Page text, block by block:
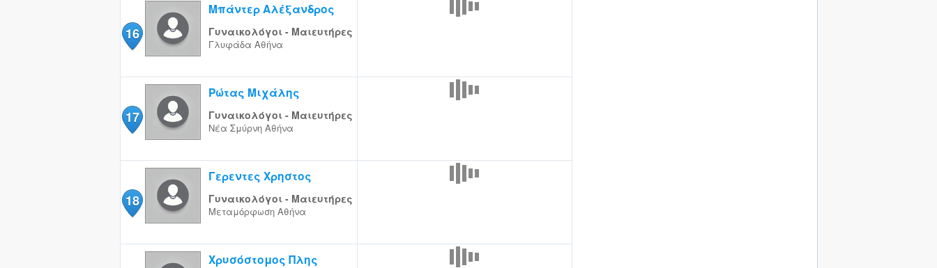
16
Μπάντερ Αλέξανδρος
Γυναικολόγοι - Μαιευτήρες
Γλυφάδα Αθήνα
17
Ρώτας Μιχάλης
Γυναικολόγοι - Μαιευτήρες
Νέα Σμύρνη Αθήνα
18
Γερεντες Χρηστος
Γυναικολόγοι - Μαιευτήρες
Μεταμόρφωση Αθήνα
Χρυσόστομος Πλης